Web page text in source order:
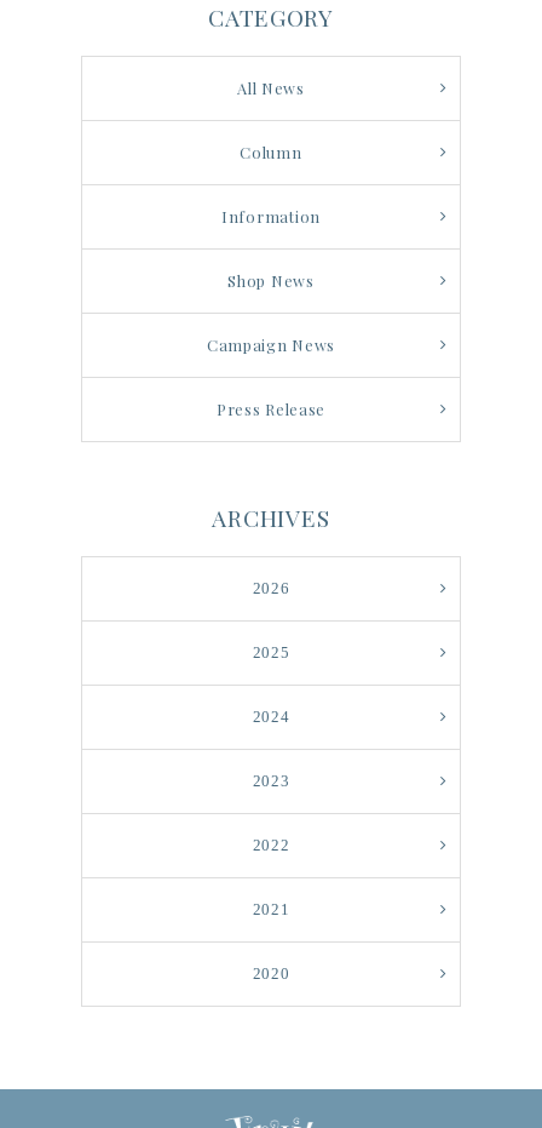
CATEGORY
All News
Column
Information
Shop News
Campaign News
Press Release
ARCHIVES
2026
2025
2024
2023
2022
2021
2020